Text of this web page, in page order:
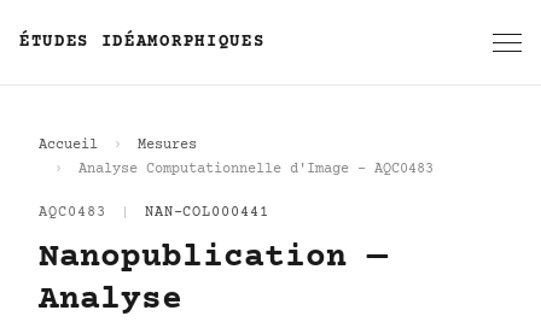
ÉTUDES IDÉAMORPHIQUES
Accueil
Mesures
Analyse Computationnelle d'Image - AQC0483
AQC0483 NAN-COL000441
Nanopublication —
Analyse